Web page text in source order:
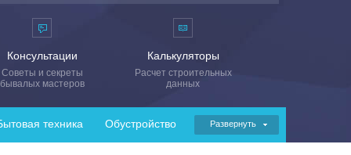
техника Обустройство Развернуть
Консультации
Советы и секреты
бывалых мастеров
Калькуляторы
Расчет строительных
данных